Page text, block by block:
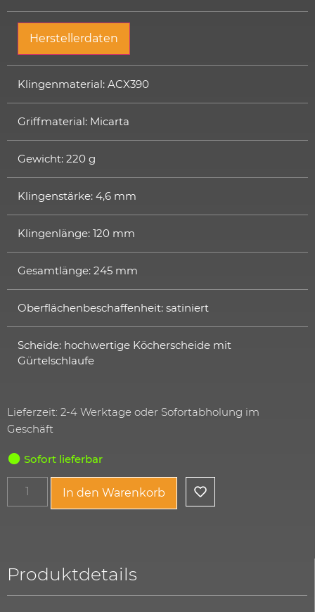
Herstellerdaten
Klingenmaterial: ACX390
Griffmaterial: Micarta
Gewicht: 220 g
Klingenstärke: 4,6 mm
Klingenlänge: 120 mm
Gesamtlänge: 245 mm
Oberflächenbeschaffenheit: satiniert
Scheide: hochwertige Köcherscheide mit
Gürtelschlaufe
Lieferzeit: 2-4 Werktage oder Sofortabholung im
Geschäft
Sofort lieferbar
In den Warenkorb
Produktdetails